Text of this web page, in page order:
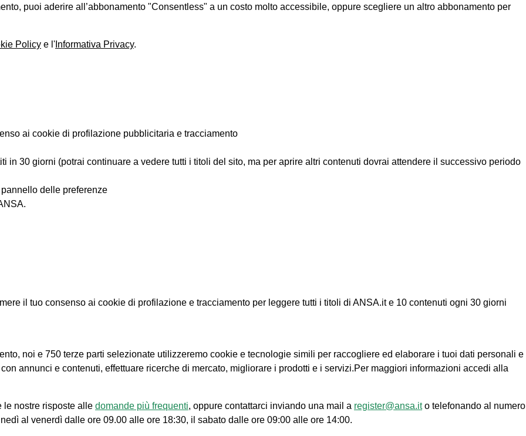
puoi aderire all’abbonamento "Consentless" a un costo molto accessibile, oppure scegliere un altro abbonamento per
Policy e l' Informativa Privacy.
ai cookie di profilazione pubblicitaria e tracciamento
in 30 giorni (potrai continuare a vedere tutti i titoli del sito, ma per aprire altri contenuti dovrai attendere il successivo periodo
delle preferenze
il tuo consenso ai cookie di profilazione e tracciamento per leggere tutti i titoli di ANSA.it e 10 contenuti ogni 30 giorni
noi e 750 terze parti selezionate utilizzeremo cookie e tecnologie simili per raccogliere ed elaborare i tuoi dati personali e
annunci e contenuti, effettuare ricerche di mercato, migliorare i prodotti e i servizi.Per maggiori informazioni accedi alla
le nostre risposte alle domande più frequenti, oppure contattarci inviando una mail a register@ansa.ito telefonando al numero
al venerdì dalle ore 09.00 alle ore 18:30, il sabato dalle ore 09:00 alle ore 14:00.